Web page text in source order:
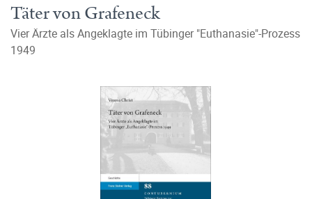
Täter von Grafeneck
Vier Ärzte als Angeklagte im Tübinger "Euthanasie"-Prozess
1949